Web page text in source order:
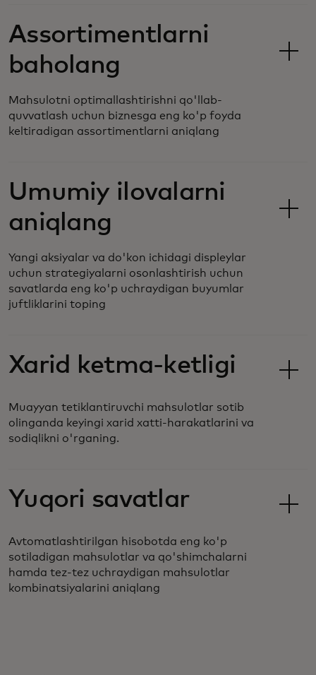
Assortimentlarni
baholang
Mahsulotni optimallashtirishni qo'llab-
quvvatlash uchun biznesga eng ko'p foyda
keltiradigan assortimentlarni aniqlang
Umumiy ilovalarni
aniqlang
Yangi aksiyalar va do'kon ichidagi displeylar
uchun strategiyalarni osonlashtirish uchun
savatlarda eng ko'p uchraydigan buyumlar
juftliklarini toping
Xarid ketma-ketligi
Muayyan tetiklantiruvchi mahsulotlar sotib
olinganda keyingi xarid xatti-harakatlarini va
sodiqlikni o'rganing.
Yuqori savatlar
Avtomatlashtirilgan hisobotda eng ko'p
sotiladigan mahsulotlar va qo'shimchalarni
hamda tez-tez uchraydigan mahsulotlar
kombinatsiyalarini aniqlang